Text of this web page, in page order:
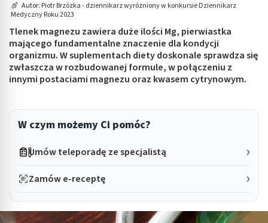
submenu: Higiena
submenu: Sprzęt medyczny
submenu: Intymne
Autor: Piotr Brzózka - dziennikarz wyróżniony w konkursie Dziennikarz
Medyczny Roku 2023
Tlenek magnezu zawiera duże ilości Mg, pierwiastka
mającego fundamentalne znaczenie dla kondycji
organizmu. W suplementach diety doskonale sprawdza się
zwłaszcza w rozbudowanej formule, w połączeniu z
innymi postaciami magnezu oraz kwasem cytrynowym.
W czym możemy Ci pomóc?
Umów teleporadę ze specjalistą
Zamów e-receptę